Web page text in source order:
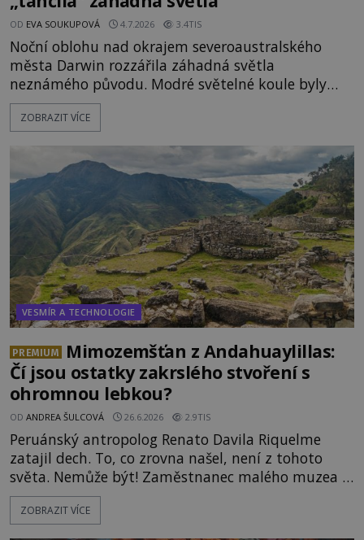
OD EVA SOUKUPOVÁ 4.7.2026 3.4TIS
Noční oblohu nad okrajem severoaustralského
města Darwin rozzářila záhadná světla
neznámého původu. Modré světelné koule byly
viditelné nejméně dvacet minut, během nichž se
opakovaně objevovaly a zase mizely. Svědek, který
mohlo jít o návštěvu ze světa duchů. Záhadný
záznam okamžitě rozpoutal deb
ZOBRAZIT VÍCE
VESMÍR A TECHNOLOGIE
PREMIUM
Mimozemšťan z Andahuaylillas:
Čí jsou ostatky zakrslého stvoření s
ohromnou lebkou?
OD ANDREA ŠULCOVÁ 26.6.2026 2.9TIS
Peruánský antropolog Renato Davila Riquelme
zatajil dech. To, co zrovna našel, není z tohoto
světa. Nemůže být! Zaměstnanec malého muzea v
peruánském městečku Andahuaylillas nedaleko
legendárního Cuzca pomalu sestupuje z posvátné
ZOBRAZIT VÍCE